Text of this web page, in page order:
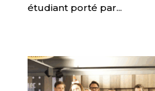
étudiant porté par...